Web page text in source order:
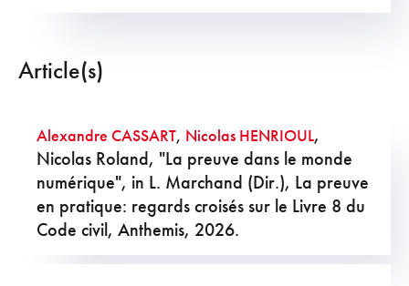
Article(s)
Alexandre CASSART, Nicolas HENRIOUL,
Nicolas Roland, "La preuve dans le monde
numérique", in L. Marchand (Dir.), La preuve
en pratique: regards croisés sur le Livre 8 du
Code civil, Anthemis, 2026.